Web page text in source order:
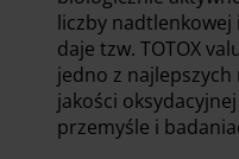
liczby nadtlenkowej
daje tzw. TOTOX
jedno z
jakości
przemyśle i